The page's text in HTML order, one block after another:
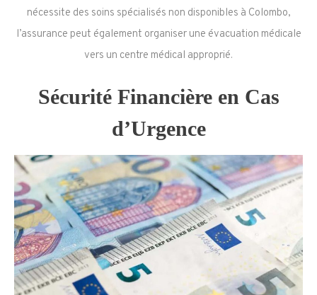
nécessite des soins spécialisés non disponibles à Colombo,
l’assurance peut également organiser une évacuation médicale
vers un centre médical approprié.
Sécurité Financière en Cas
d’Urgence